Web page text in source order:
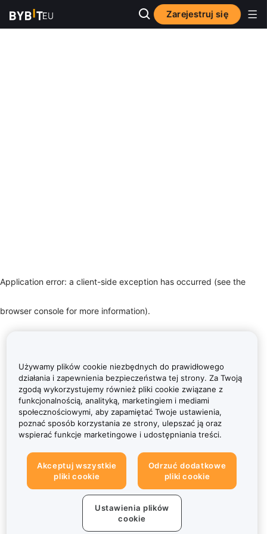
Zarejestruj się
Application error: a client-side exception has occurred (see the
browser console for more information).
Używamy plików cookie niezbędnych do prawidłowego
działania i zapewnienia bezpieczeństwa tej strony. Za Twoją
zgodą wykorzystujemy również pliki cookie związane z
funkcjonalnością, analityką, marketingiem i mediami
społecznościowymi, aby zapamiętać Twoje ustawienia,
poznać sposób korzystania ze strony, ulepszać ją oraz
wspierać funkcje marketingowe i udostępniania treści.
Akceptuj wszystkie
pliki cookie
Odrzuć dodatkowe
pliki cookie
Ustawienia plików
cookie